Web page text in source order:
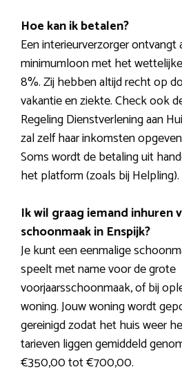
Hoe kan ik betalen?
Een interieurverzorger ontvangt
minimumloon met het
8%. Zij hebben altijd recht op
vakantie en ziekte. Check ook
Regeling Dienstverlening aan
zal zelf haar inkomsten
Soms wordt de betaling uit
het platform (zoals bij Helpling).
Ik wil graag iemand inhuren
schoonmaak in Enspijk?
Je kunt een eenmalige
speelt met name voor de grote
voorjaarsschoonmaak, of bij
woning. Jouw woning wordt
gereinigd zodat het huis weer
tarieven liggen gemiddeld
€350,00 tot €700,00.